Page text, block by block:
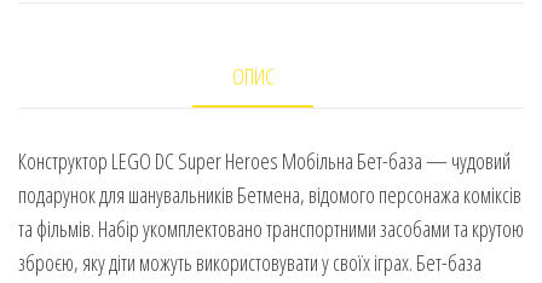
ОПИС
Конструктор LEGO DC Super Heroes Мобільна Бет-база — чудовий
подарунок для шанувальників Бетмена, відомого персонажа коміксів
та фільмів. Набір укомплектовано транспортними засобами та крутою
зброєю, яку діти можуть використовувати у своїх іграх. Бет-база